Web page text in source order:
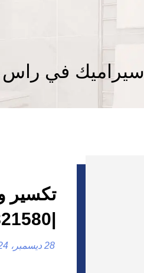
في راس
تكسير
|0557821580
28 ديسمبر، 2024